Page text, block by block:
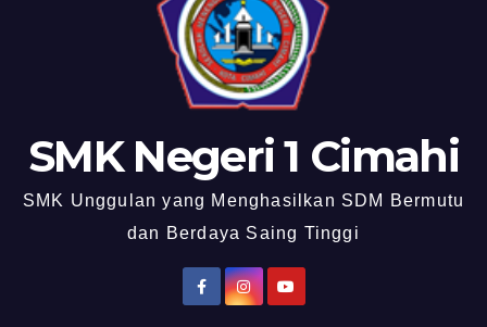
SMK Negeri 1 Cimahi
SMK Unggulan yang Menghasilkan SDM Bermutu
dan Berdaya Saing Tinggi